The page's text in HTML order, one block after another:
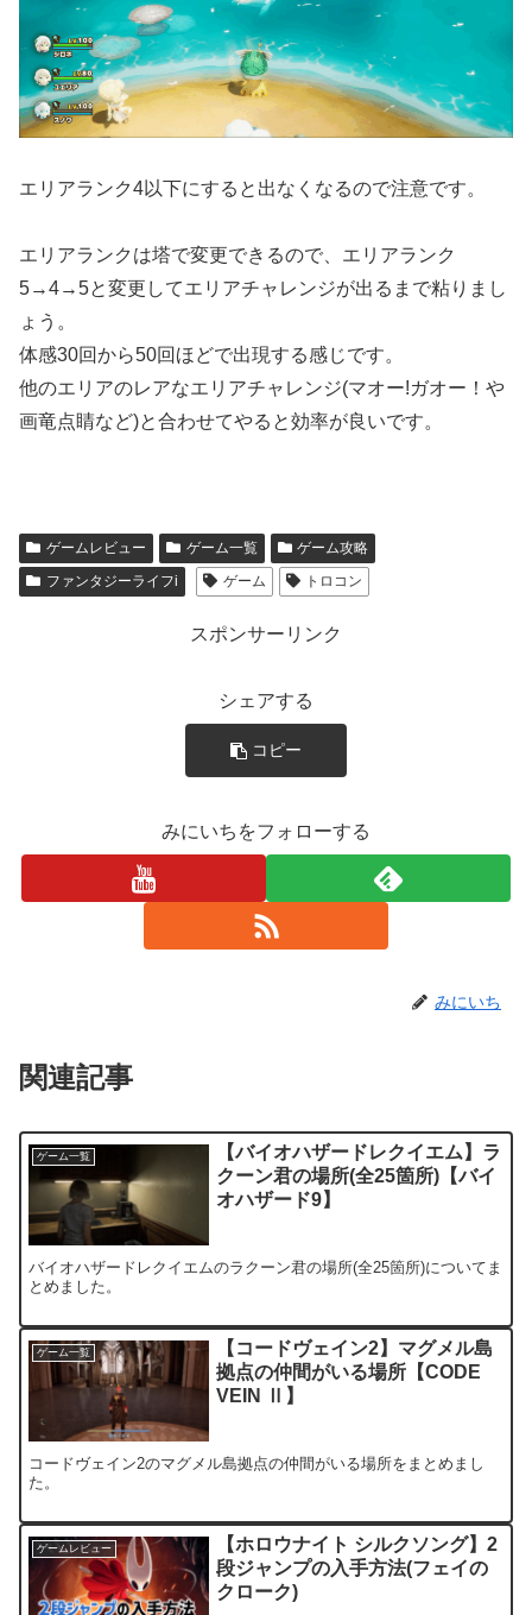
エリアランク4以下にすると出なくなるので注意です。
エリアランクは塔で変更できるので、エリアランク
5→4→5と変更してエリアチャレンジが出るまで粘りまし
ょう。
体感30回から50回ほどで出現する感じです。
他のエリアのレアなエリアチャレンジ(マオー!ガオー！や
画竜点睛など)と合わせてやると効率が良いです。
ゲームレビュー ゲーム一覧
ゲーム攻略
ファンタジーライフi
ゲーム トロコン
スポンサーリンク
シェアする
コピー
みにいちをフォローする
みにいち
関連記事
ゲーム一覧
【バイオハザードレクイエム】ラ
クーン君の場所(全25箇所)【バイ
オハザード9】
バイオハザードレクイエムのラクーン君の場所(全25箇所)についてま
とめました。
ゲーム一覧
【コードヴェイン2】マグメル島
拠点の仲間がいる場所【CODE
VEIN Ⅱ】
コードヴェイン2のマグメル島拠点の仲間がいる場所をまとめまし
た。
ゲームレビュー
【ホロウナイト シルクソング】2
段ジャンプの入手方法(フェイの
クローク)